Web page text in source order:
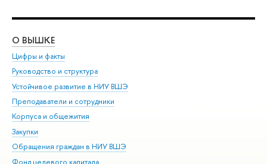
О ВЫШКЕ
Цифры и факты
Руководство и структура
Устойчивое развитие в НИУ ВШЭ
Преподаватели и сотрудники
Корпуса и общежития
Закупки
Обращения граждан в НИУ ВШЭ
Фонд целевого капитала